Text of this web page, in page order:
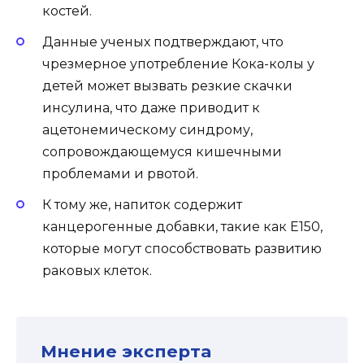
костей.
Данные ученых подтверждают, что
чрезмерное употребление Кока-колы у
детей может вызвать резкие скачки
инсулина, что даже приводит к
ацетонемическому синдрому,
сопровождающемуся кишечными
проблемами и рвотой.
К тому же, напиток содержит
канцерогенные добавки, такие как Е150,
которые могут способствовать развитию
раковых клеток.
Мнение эксперта